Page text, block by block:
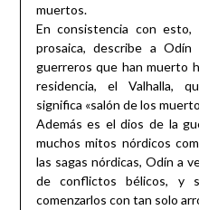
muertos.
En consistencia con esto,
prosaica, describe a
guerreros que han muerto
residencia, el Valhalla,
significa «salón de los
Además es el dios de la
muchos mitos nórdicos
las sagas nórdicas, Odín a
de conflictos bélicos, y
comenzarlos con tan solo